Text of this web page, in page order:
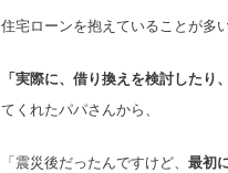
住宅ローンを抱えていることが多
「実際に、借り換えを検討したり
てくれたパパさんから、
「震災後だったんですけど、 最初